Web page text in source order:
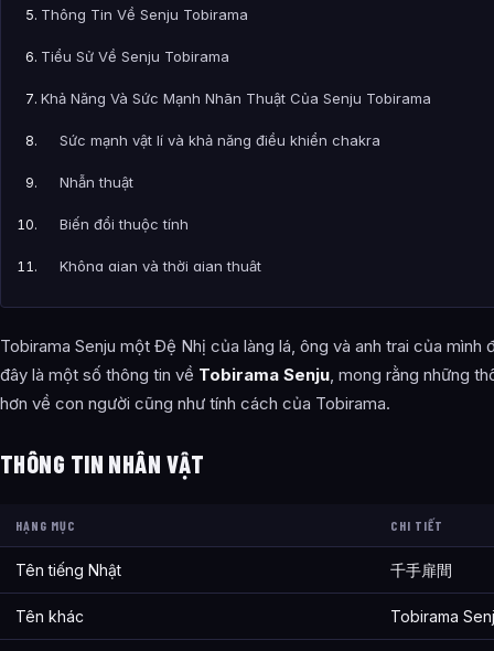
Thông Tin Về Senju Tobirama
Tiểu Sử Về Senju Tobirama
Khả Năng Và Sức Mạnh Nhãn Thuật Của Senju Tobirama
Sức mạnh vật lí và khả năng điều khiển chakra
Nhẫn thuật
Biến đổi thuộc tính
Không gian và thời gian thuật
Thuật triệu hồi
Bài Viết Liên Quan
Câu Hỏi Thường Gặp
Thông tin về Về Nhân Vật Hokage Đệ Nhị Senju Tobirama
Tobirama Senju một Đệ Nhị của làng lá, ông và anh trai của mình
đây là một số thông tin về Tobirama Senju , mong rằng những
hơn về con người cũng như tính cách của Tobirama.
THÔNG TIN NHÂN VẬT
HẠNG MỤC CHI TIẾT
Tên tiếng Nhật 千手扉間
Tên khác Tobirama